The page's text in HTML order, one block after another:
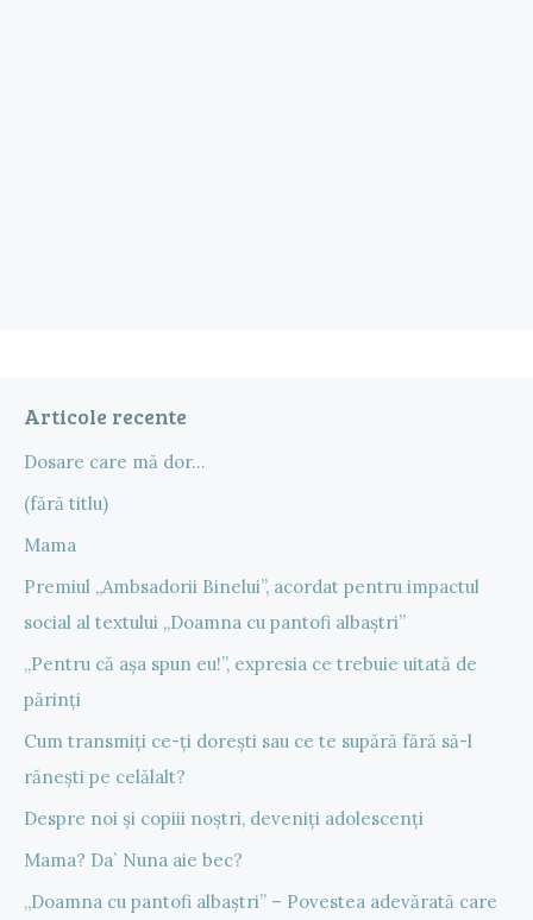
Articole recente
Dosare care mă dor…
(fără titlu)
Mama
Premiul „Ambsadorii Binelui”, acordat pentru impactul
social al textului „Doamna cu pantofi albaștri”
„Pentru că așa spun eu!”, expresia ce trebuie uitată de
părinți
Cum transmiți ce-ți dorești sau ce te supără fără să-l
rănești pe celălalt?
Despre noi și copiii noștri, deveniți adolescenți
Mama? Da` Nuna aie bec?
„Doamna cu pantofi albaștri” – Povestea adevărată care